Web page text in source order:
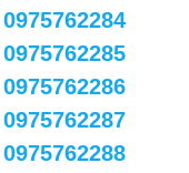
0975762284
0975762285
0975762286
0975762287
0975762288